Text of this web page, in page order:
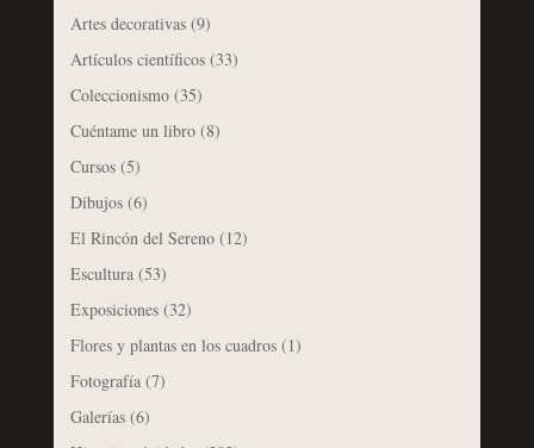
Artes decorativas(9)
Artículos científicos(33)
Coleccionismo(35)
Cuéntame un libro(8)
Cursos(5)
Dibujos(6)
El Rincón del Sereno(12)
Escultura(53)
Exposiciones(32)
Flores y plantas en los cuadros(1)
Fotografía(7)
Galerías(6)